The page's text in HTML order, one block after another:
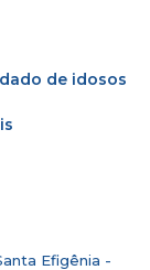
de idosos
Efigênia -